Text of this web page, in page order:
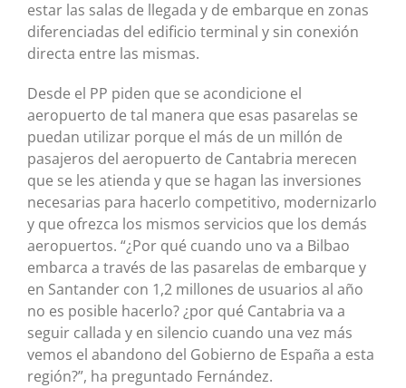
estar las salas de llegada y de embarque en zonas
diferenciadas del edificio terminal y sin conexión
directa entre las mismas.
Desde el PP piden que se acondicione el
aeropuerto de tal manera que esas pasarelas se
puedan utilizar porque el más de un millón de
pasajeros del aeropuerto de Cantabria merecen
que se les atienda y que se hagan las inversiones
necesarias para hacerlo competitivo, modernizarlo
y que ofrezca los mismos servicios que los demás
aeropuertos. “¿Por qué cuando uno va a Bilbao
embarca a través de las pasarelas de embarque y
en Santander con 1,2 millones de usuarios al año
no es posible hacerlo? ¿por qué Cantabria va a
seguir callada y en silencio cuando una vez más
vemos el abandono del Gobierno de España a esta
región?”, ha preguntado Fernández.